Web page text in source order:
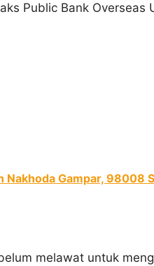
Public Bank Overseas
Nakhoda Gampar, 98008
melawat untuk